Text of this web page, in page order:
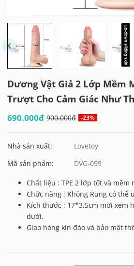
Dương Vật Giả 2 Lớp Mềm
Trượt Cho Cảm Giác Như
690.000đ 900.000đ -23%
Nhà sản xuất:
Lovetoy
Mã sản phẩm:
DVG-099
Chất liệu : TPE 2 lớp tốt và mềm
Chức năng : Không Rung có thể
Kích thước : 17*3,5cm mời xem
dưới.
Giao hàng kín đáo và bảo mật